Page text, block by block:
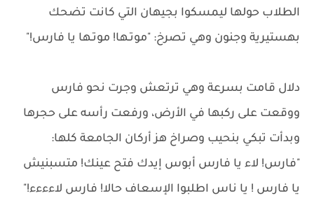
الطلاب حولها ليمسكوا بجيهان التي كانت تضحك
بهستيرية وجنون وهي تصرخ: "موتـها! موتـها يا فارس!"
دلال قامت بسرعة وهي ترتعش وجرت نحو فارس
ووقعت على ركبها في الأرض، ورفعت رأسه على حجرها
وبدأت تبكي بنحيب وصراخ هز أركان الجامعة كلها:
"فارس! لاء يا فارس أبوس إيدك فتح عينك! متسبنيش
يا فارس ! يا ناس اطلبوا الإسعاف حالا! فارس لاءءءء!"